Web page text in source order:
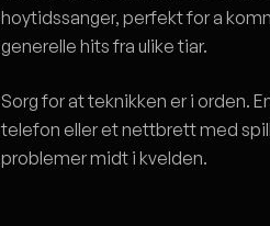
hoytidssanger, perfekt for a
generelle hits fra ulike tiar.
Sorg for at teknikken er i orden.
telefon eller et nettbrett med
problemer midt i kvelden.